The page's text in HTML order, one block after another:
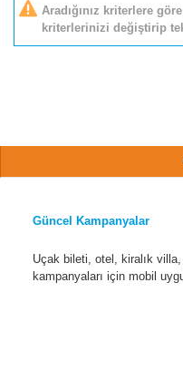
Aradığınız kriterlere
kriterlerinizi değiştirip
Güncel Kampanyalar
Uçak bileti, otel, kiralık
kampanyaları için mobil